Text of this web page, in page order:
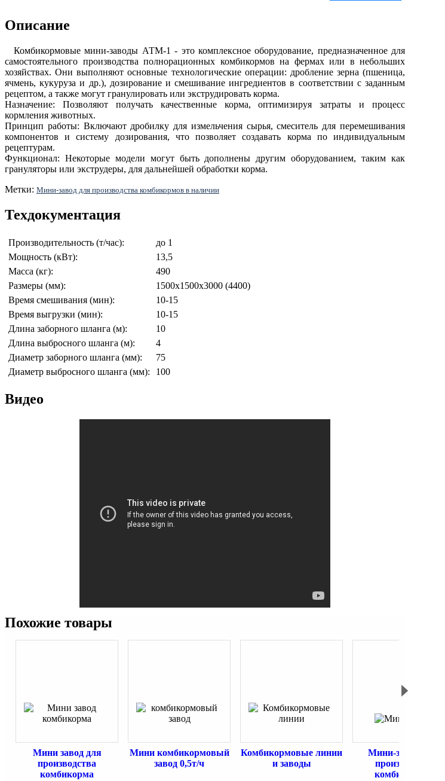
Описание
Комбикормовые мини-заводы АТМ-1 - это комплексное оборудование, предназначенное для
самостоятельного производства полнорационных комбикормов на фермах или в небольших
хозяйствах. Они выполняют основные технологические операции: дробление зерна (пшеница,
ячмень, кукуруза и др.), дозирование и смешивание ингредиентов в соответствии с заданным
рецептом, а также могут гранулировать или экструдировать корма.
Назначение: Позволяют получать качественные корма, оптимизируя затраты и процесс
кормления животных.
Принцип работы: Включают дробилку для измельчения сырья, смеситель для перемешивания
компонентов и систему дозирования, что позволяет создавать корма по индивидуальным
рецептурам.
Функционал: Некоторые модели могут быть дополнены другим оборудованием, таким как
грануляторы или экструдеры, для дальнейшей обработки корма.
Метки: Мини-завод для производства комбикормов в наличии
Техдокументация
Производительность (т/час):
до 1
Мощность (кВт):
13,5
Масса (кг):
490
Размеры (мм):
1500х1500х3000 (4400)
Время смешивания (мин):
10-15
Время выгрузки (мин):
10-15
Длина заборного шланга (м):
10
Длина выбросного шланга (м):
4
Диаметр заборного шланга (мм):
75
Диаметр выбросного шланга (мм):
100
Видео
Похожие товары
Мини завод для
производства
комбикорма
Мини комбикормовый
завод 0,5т/ч
Комбикормовые линии
и заводы
Мини-заводы по
производству
комбикормов